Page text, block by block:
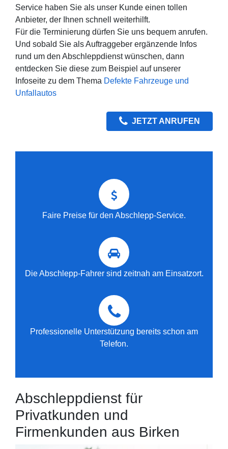
Service haben Sie als unser Kunde einen tollen
Anbieter, der Ihnen schnell weiterhilft.
Für die Terminierung dürfen Sie uns bequem anrufen.
Und sobald Sie als Auftraggeber ergänzende Infos
rund um den Abschleppdienst wünschen, dann
entdecken Sie diese zum Beispiel auf unserer
Infoseite zu dem Thema Defekte Fahrzeuge und
Unfallautos
JETZT ANRUFEN
Faire Preise für den Abschlepp-Service.
Die Abschlepp-Fahrer sind zeitnah am Einsatzort.
Professionelle Unterstützung bereits schon am
Telefon.
Abschleppdienst für
Privatkunden und
Firmenkunden aus Birken